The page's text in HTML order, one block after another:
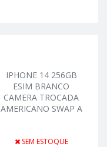
IPHONE 14 256GB
ESIM BRANCO
CAMERA TROCADA
AMERICANO SWAP A
SEM ESTOQUE